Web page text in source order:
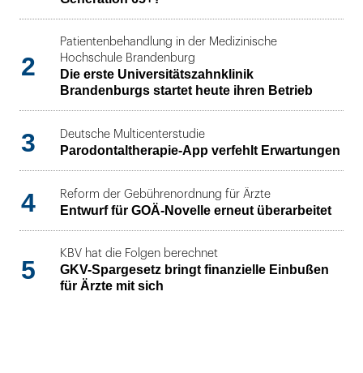
2
Patientenbehandlung in der Medizinische
Hochschule Brandenburg
Die erste Universitätszahnklinik
Brandenburgs startet heute ihren Betrieb
3 Deutsche Multicenterstudie
Parodontaltherapie-App verfehlt Erwartungen
4 Reform der Gebührenordnung für Ärzte
Entwurf für GOÄ-Novelle erneut überarbeitet
5
KBV hat die Folgen berechnet
GKV-Spargesetz bringt finanzielle Einbußen
für Ärzte mit sich